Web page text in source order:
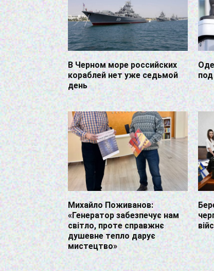
В Черном море российских
кораблей нет уже седьмой
день
Михайло Поживанов:
«Генератор забезпечує нам
світло, проте справжнє
душевне тепло дарує
мистецтво»